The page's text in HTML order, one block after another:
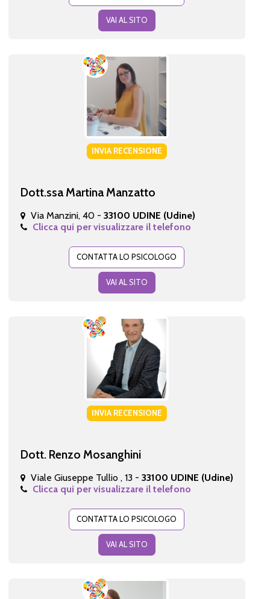
VAI AL SITO
INVIA RECENSIONE
Dott.ssa Martina Manzatto
Via Manzini, 40 - 33100 UDINE (Udine)
Clicca qui per visualizzare il telefono
CONTATTA LO PSICOLOGO
VAI AL SITO
INVIA RECENSIONE
Dott. Renzo Mosanghini
Viale Giuseppe Tullio , 13 - 33100 UDINE (Udine)
Clicca qui per visualizzare il telefono
CONTATTA LO PSICOLOGO
VAI AL SITO